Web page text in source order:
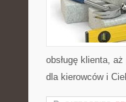
obsługę klienta,
dla kierowców i